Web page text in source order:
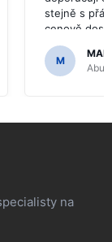
stejně s
cenově
M
Abu
na